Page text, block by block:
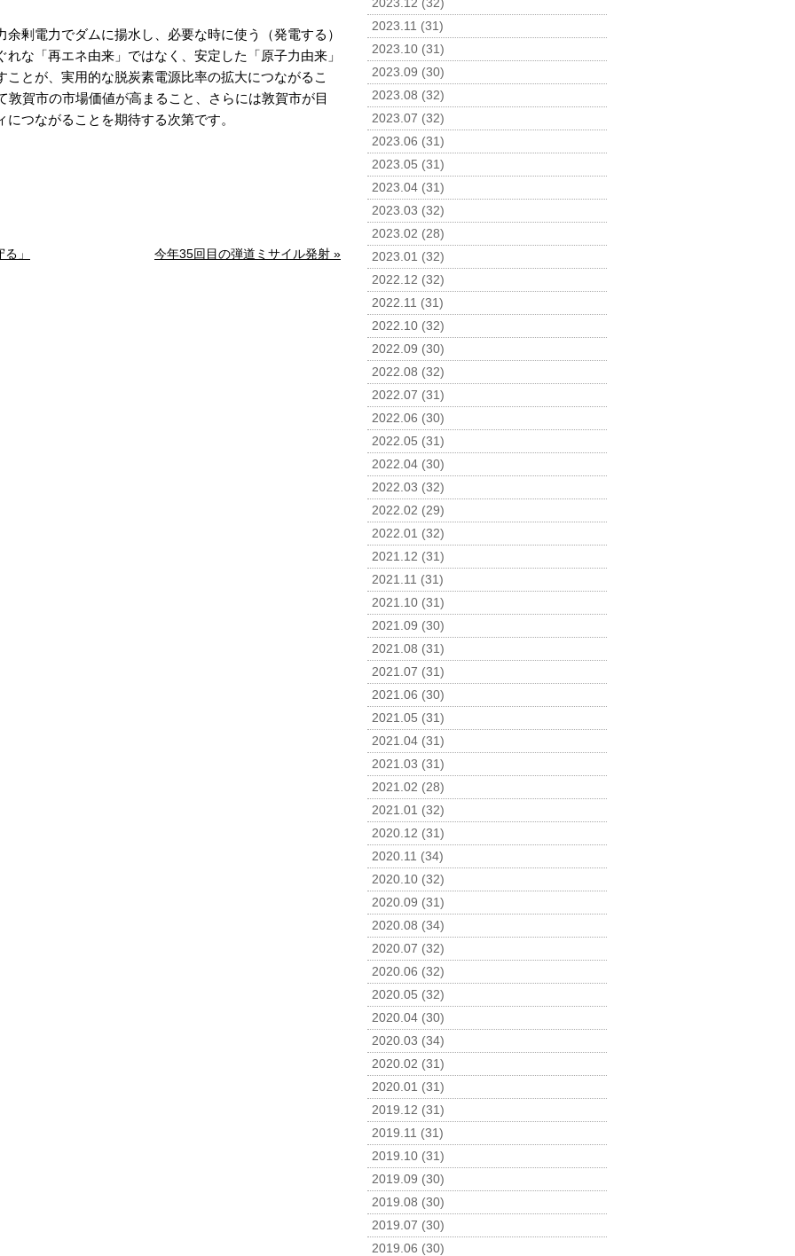
剰電力でダムに揚水し、必要な時に使う（発電する）
な「再エネ由来」ではなく、安定した「原子力由来」
ことが、実用的な脱炭素電源比率の拡大につながるこ
敦賀市の市場価値が高まること、さらには敦賀市が目
つながることを期待する次第です。
」 今年35回目の弾道ミサイル発射 »
2023.12 (32)
2023.11 (31)
2023.10 (31)
2023.09 (30)
2023.08 (32)
2023.07 (32)
2023.06 (31)
2023.05 (31)
2023.04 (31)
2023.03 (32)
2023.02 (28)
2023.01 (32)
2022.12 (32)
2022.11 (31)
2022.10 (32)
2022.09 (30)
2022.08 (32)
2022.07 (31)
2022.06 (30)
2022.05 (31)
2022.04 (30)
2022.03 (32)
2022.02 (29)
2022.01 (32)
2021.12 (31)
2021.11 (31)
2021.10 (31)
2021.09 (30)
2021.08 (31)
2021.07 (31)
2021.06 (30)
2021.05 (31)
2021.04 (31)
2021.03 (31)
2021.02 (28)
2021.01 (32)
2020.12 (31)
2020.11 (34)
2020.10 (32)
2020.09 (31)
2020.08 (34)
2020.07 (32)
2020.06 (32)
2020.05 (32)
2020.04 (30)
2020.03 (34)
2020.02 (31)
2020.01 (31)
2019.12 (31)
2019.11 (31)
2019.10 (31)
2019.09 (30)
2019.08 (30)
2019.07 (30)
2019.06 (30)